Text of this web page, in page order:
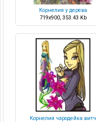
Корнелия у дерева
719x900, 353.43 Kb
Корнелия чародейка витч